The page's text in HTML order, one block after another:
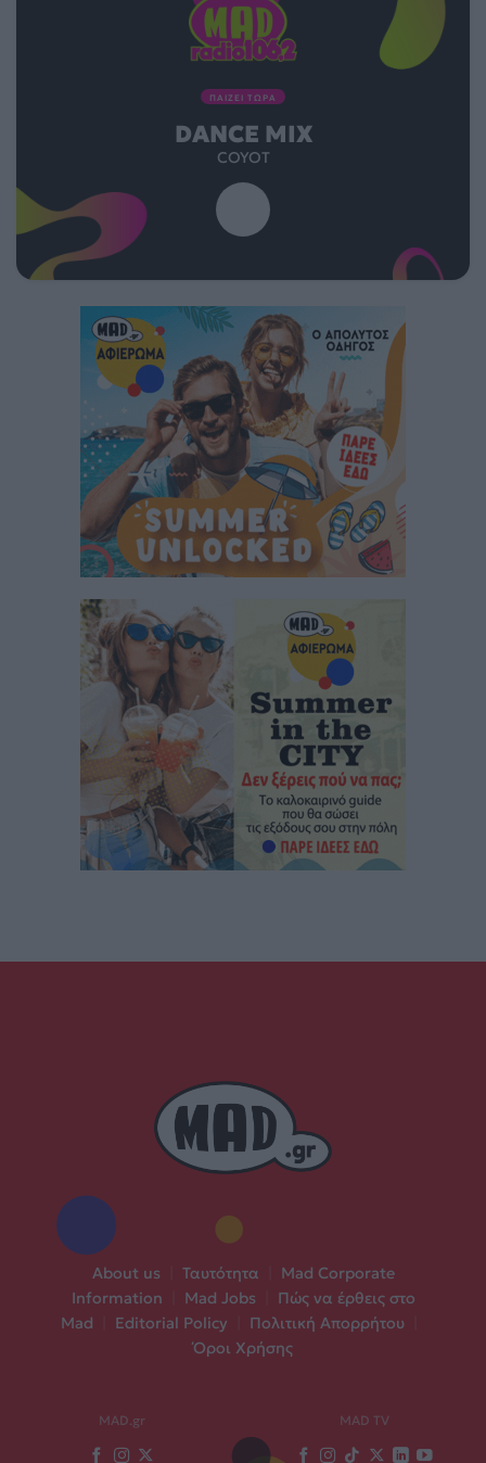
ΠΑΙΖΕΙ ΤΩΡΑ
DANCE MIX
COYOT
About us Ταυτότητα
Mad Corporate
Information
Mad Jobs
Πώς να έρθεις στο
Mad
Editorial Policy Πολιτική Απορρήτου
Όροι Χρήσης
MAD.gr MAD TV